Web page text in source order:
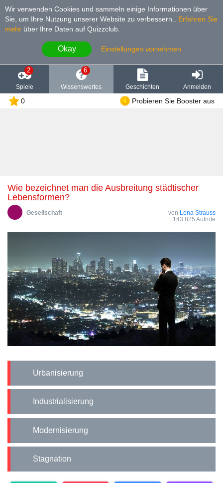
Wir verwenden Cookies und sammeln einige Informationen über
Sie, um Ihre Nutzung unserer Website zu verbessern.
Erfahren Sie
mehr über Ihre Daten auf Quizzclub.
Okay Einstellungen vornehmen
2
Spiele
6
Wissenswertes Geschichten Anmelden
0 Probieren Sie Booster aus
Wie bezeichnet man die Ausbreitung städtischer
Lebensformen?
Gesellschaft von Lena Strauss
143.825 Aufrufe
Urbanisierung
Industrialisierung
Modernisierung
Stagnation